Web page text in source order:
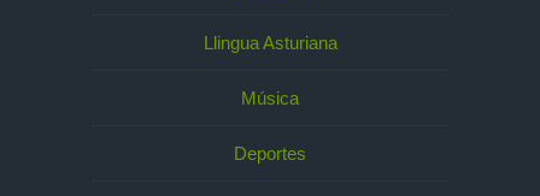
Llingua Asturiana
Música
Deportes